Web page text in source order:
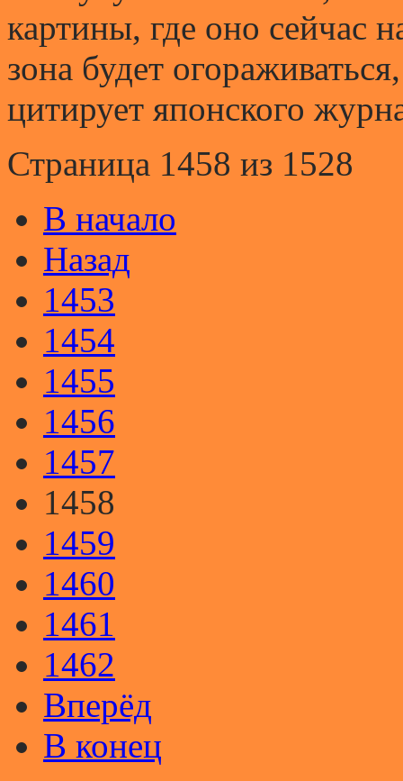
картины, где оно сейчас
зона будет
цитирует японского
Страница 1458 из 1528
В начало
Назад
1453
1454
1455
1456
1457
1458
1459
1460
1461
1462
Вперёд
В конец